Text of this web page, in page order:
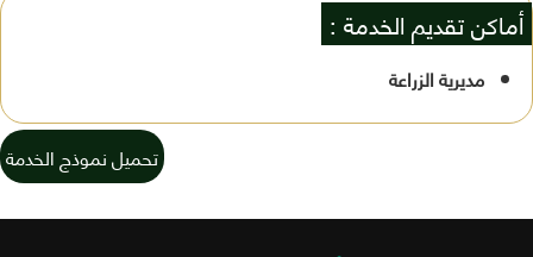
أماكن تقديم الخدمة :
مديرية الزراعة
تحميل نموذج الخدمة